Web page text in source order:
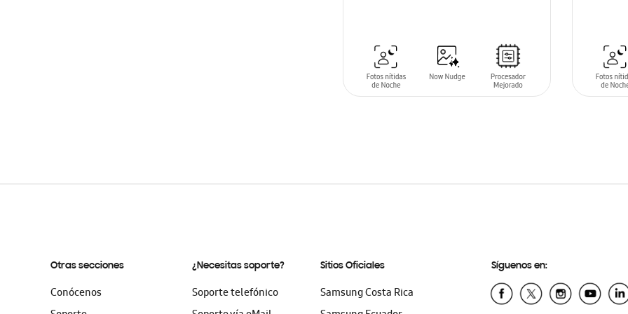
SIN
Otras secciones
Conócenos
¿Necesitas soporte?
Soporte telefónico
Sitios Oficiales
Samsung Costa Rica
Síguenos en: